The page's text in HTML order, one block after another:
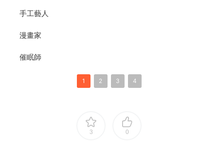
手工藝人
漫畫家
催眠師
1 2 3 4
3 0